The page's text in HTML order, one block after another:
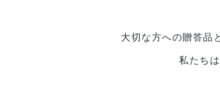
大切な方への贈答品
私たち